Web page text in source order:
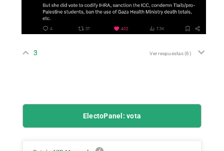
3 Ver respuestas(6)
ElectoPanel: vota